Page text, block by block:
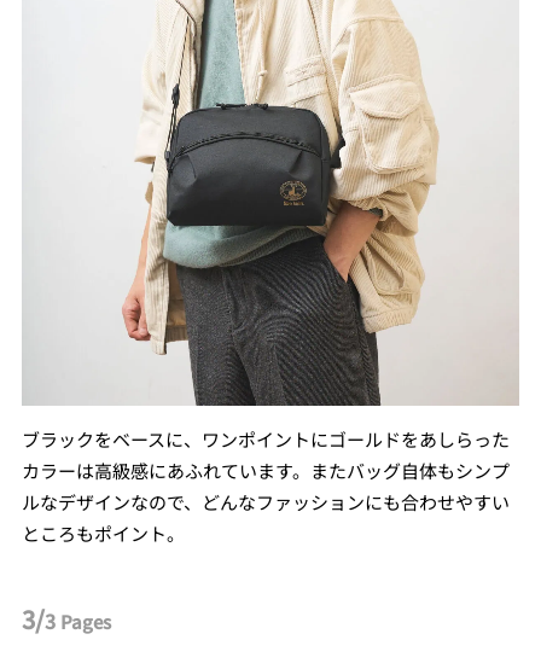
ブラックをベースに、ワンポイントにゴールドをあしらった
カラーは高級感にあふれています。またバッグ自体もシンプ
ルなデザインなので、どんなファッションにも合わせやすい
ところもポイント。
3/3 Pages